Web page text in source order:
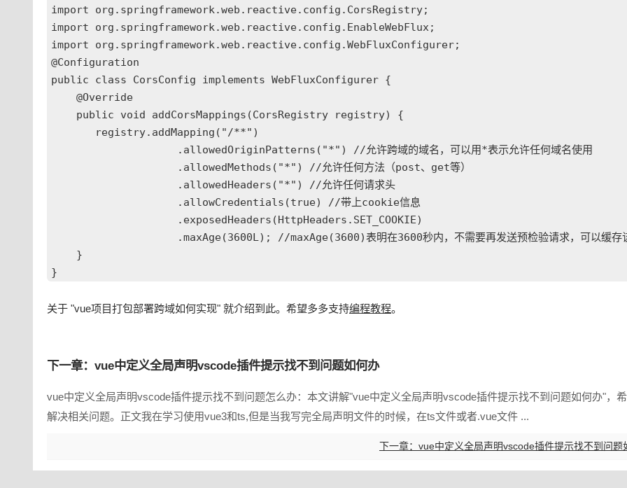
import org.springframework.web.reactive.config.CorsRegistry;
import org.springframework.web.reactive.config.EnableWebFlux;
import org.springframework.web.reactive.config.WebFluxConfigurer;
@Configuration
public class CorsConfig implements WebFluxConfigurer {
@Override
public void addCorsMappings(CorsRegistry registry) {
registry.addMapping("/**")
.allowedOriginPatterns("*") //允许跨域的域名，可以用*表示允许任何域名使用
.allowedMethods("*") //允许任何方法（post、get等）
.allowedHeaders("*") //允许任何请求头
.allowCredentials(true) //带上cookie信息
.exposedHeaders(HttpHeaders.SET_COOKIE)
.maxAge(3600L); //maxAge(3600)表明在3600秒内，不需要再发送预检验请求，可以缓存
}
}
关于 "vue项目打包部署跨域如何实现" 就介绍到此。希望多多支持编程教程。
下一章：vue中定义全局声明vscode插件提示找不到问题如何办
vue中定义全局声明vscode插件提示找不到问题怎么办：本文讲解"vue中定义全局声明vscode插件提示找不到问题如何办"，
解决相关问题。正文我在学习使用vue3和ts,但是当我写完全局声明文件的时候，在ts文件或者.vue文件 ...
下一章：vue中定义全局声明vscode插件提示找不到问题